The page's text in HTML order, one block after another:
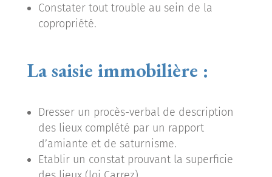
Constater tout trouble au sein de la
copropriété.
La saisie immobilière :
Dresser un procès-verbal de description
des lieux complété par un rapport
d’amiante et de saturnisme.
Etablir un constat prouvant la superficie